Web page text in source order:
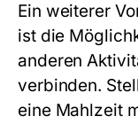
Ein weiterer
ist die
anderen
verbinden.
eine Mahlzeit